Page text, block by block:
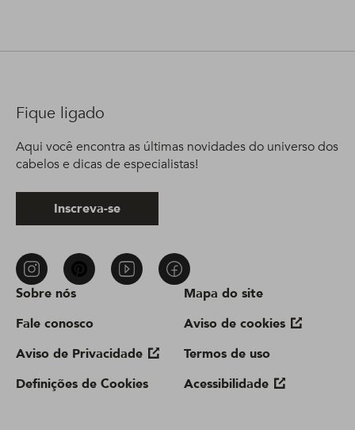
Sobre nós
Fale conosco
Aviso de Privacidade
Definições de Cookies
Mapa do site
Aviso de cookies
Termos de uso
Acessibilidade
Fique ligado
Aqui você encontra as últimas novidades do universo dos
cabelos e dicas de especialistas!
Inscreva-se